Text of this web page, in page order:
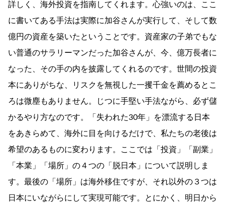
詳しく、海外投資を指南してくれます。心強いのは、ここ
に書いてある手法は実際に加谷さんが実行して、そして数
億円の資産を築いたということです。資産家の子弟でもな
い普通のサラリーマンだった加谷さんが、今、億万長者に
なった、その手の内を披露してくれるのです。世間の投資
本にありがちな、リスクを無視した一攫千金を薦めるとこ
ろは微塵もありません。じつに手堅い手法ながら、必ず儲
かるやり方なのです。「失われた30年」を漂流する日本
をあきらめて、海外に目を向けるだけで、私たちの老後は
希望のあるものに変わります。ここでは「投資」「副業」
「本業」「場所」の４つの「脱日本」について説明しま
す。最後の「場所」は海外移住ですが、それ以外の３つは
日本にいながらにして実現可能です。とにかく、明日から